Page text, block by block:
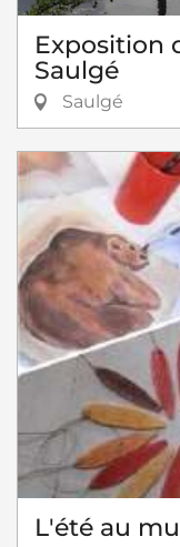
Exposition
Saulgé
Saulgé
L'été au